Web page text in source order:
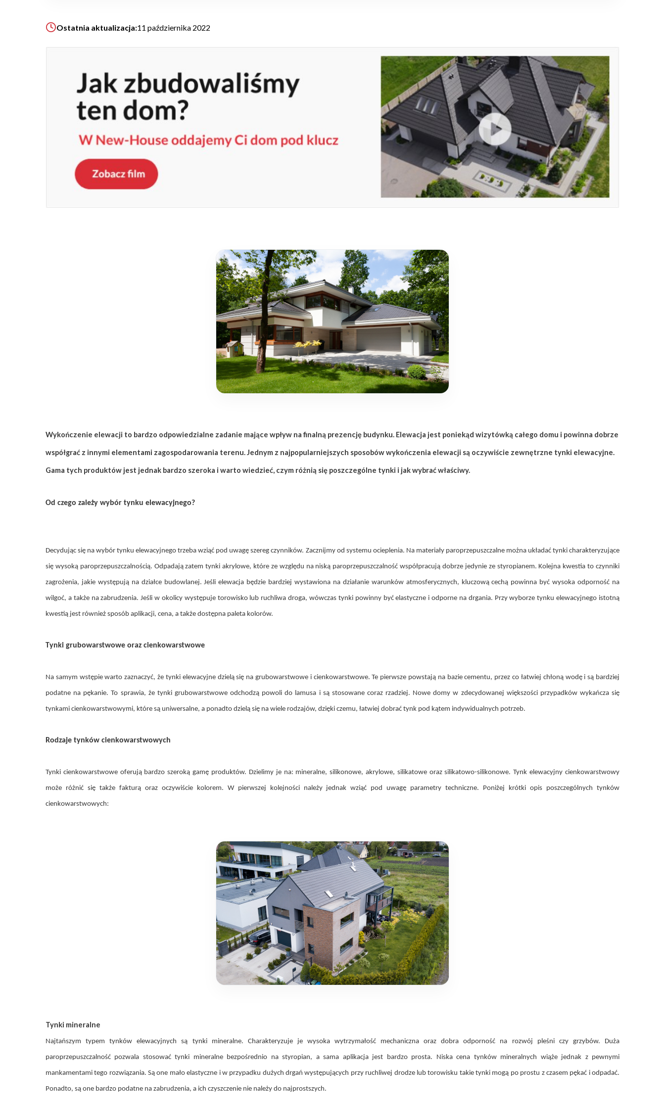
ZAPISZ SIĘ
Ostatnia aktualizacja:11 października 2022
Wykończenie elewacji to bardzo odpowiedzialne zadanie mające wpływ na finalną prezencję budynku. Elewacja jest poniekąd wizytówką całego domu i powinna dobrze
współgrać z innymi elementami zagospodarowania terenu. Jednym z najpopularniejszych sposobów wykończenia elewacji są oczywiście zewnętrzne tynki elewacyjne.
Gama tych produktów jest jednak bardzo szeroka i warto wiedzieć, czym różnią się poszczególne tynki i jak wybrać właściwy.
Od czego zależy wybór tynku elewacyjnego?
Decydując się na wybór tynku elewacyjnego trzeba wziąć pod uwagę szereg czynników. Zacznijmy od systemu ocieplenia. Na materiały paroprzepuszczalne można układać tynki charakteryzujące
się wysoką paroprzepuszczalnością. Odpadają zatem tynki akrylowe, które ze względu na niską paroprzepuszczalność współpracują dobrze jedynie ze styropianem. Kolejna kwestia to czynniki
zagrożenia, jakie występują na działce budowlanej. Jeśli elewacja będzie bardziej wystawiona na działanie warunków atmosferycznych, kluczową cechą powinna być wysoka odporność na
wilgoć, a także na zabrudzenia. Jeśli w okolicy występuje torowisko lub ruchliwa droga, wówczas tynki powinny być elastyczne i odporne na drgania. Przy wyborze tynku elewacyjnego istotną
kwestią jest również sposób aplikacji, cena, a także dostępna paleta kolorów.
Tynki grubowarstwowe oraz cienkowarstwowe
Na samym wstępie warto zaznaczyć, że tynki elewacyjne dzielą się na grubowarstwowe i cienkowarstwowe. Te pierwsze powstają na bazie cementu, przez co łatwiej chłoną wodę i są bardziej
podatne na pękanie. To sprawia, że tynki grubowarstwowe odchodzą powoli do lamusa i są stosowane coraz rzadziej. Nowe domy w zdecydowanej większości przypadków wykańcza się
tynkami cienkowarstwowymi, które są uniwersalne, a ponadto dzielą się na wiele rodzajów, dzięki czemu, łatwiej dobrać tynk pod kątem indywidualnych potrzeb.
Rodzaje tynków cienkowarstwowych
Tynki cienkowarstwowe oferują bardzo szeroką gamę produktów. Dzielimy je na: mineralne, silikonowe, akrylowe, silikatowe oraz silikatowo-silikonowe. Tynk elewacyjny cienkowarstwowy
może różnić się także fakturą oraz oczywiście kolorem. W pierwszej kolejności należy jednak wziąć pod uwagę parametry techniczne. Poniżej krótki opis poszczególnych tynków
cienkowarstwowych:
Tynki mineralne
Najtańszym typem tynków elewacyjnych są tynki mineralne. Charakteryzuje je wysoka wytrzymałość mechaniczna oraz dobra odporność na rozwój pleśni czy grzybów. Duża
paroprzepuszczalność pozwala stosować tynki mineralne bezpośrednio na styropian, a sama aplikacja jest bardzo prosta. Niska cena tynków mineralnych wiąże jednak z pewnymi
mankamentami tego rozwiązania. Są one mało elastyczne i w przypadku dużych drgań występujących przy ruchliwej drodze lub torowisku takie tynki mogą po prostu z czasem pękać i odpadać.
Ponadto, są one bardzo podatne na zabrudzenia, a ich czyszczenie nie należy do najprostszych.